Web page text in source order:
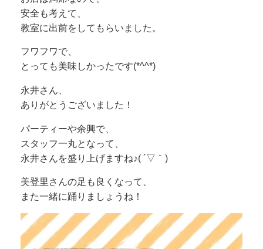
安全も考えて、
教室に出前をしてもらいました。
フワフワで、
とっても美味しかったです(*^^*)
永井さん、
ありがとうございました！
パーティーや余興で、
スタッフ一丸となって、
永井さんを盛り上げますね♪( ´▽｀)
美登里さんの足も良くなって、
また一緒に踊りましょうね！